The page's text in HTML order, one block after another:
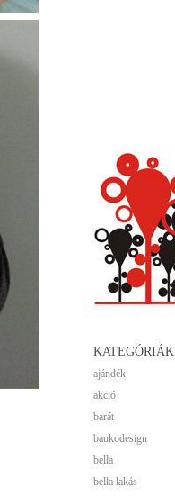
KATEGÓRIÁK
ajándék
akció
barát
baukodesign
bella
bella lakás